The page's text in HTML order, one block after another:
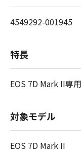
4549292-001945
特長
EOS 7D Mark II専
対象モデル
EOS 7D Mark II